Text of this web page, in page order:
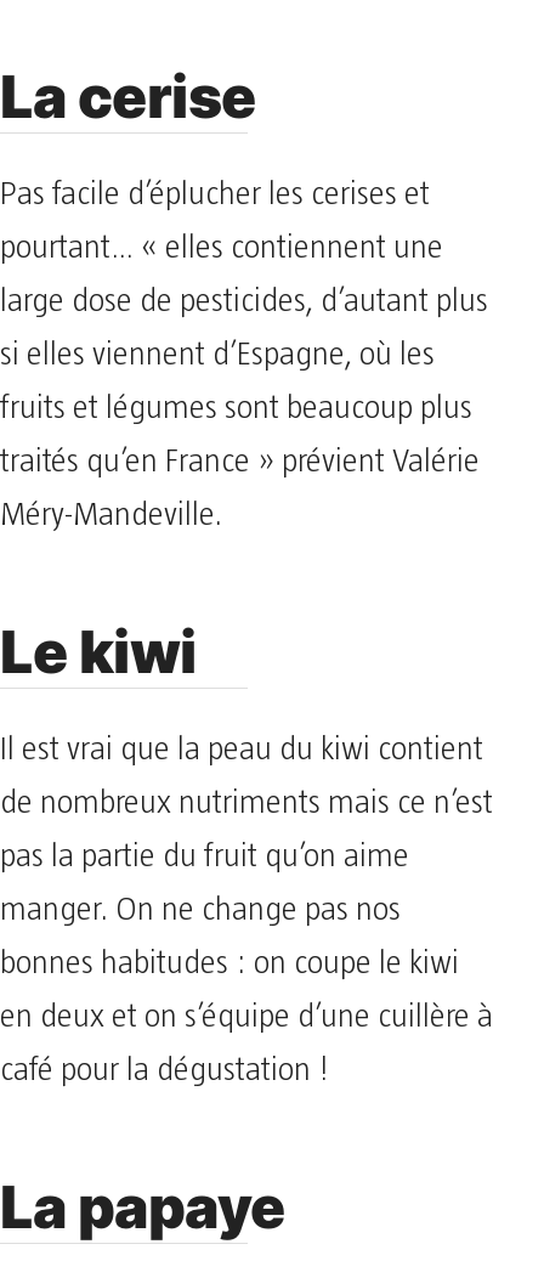
La cerise
Pas facile d’éplucher les cerises et
pourtant… « elles contiennent une
large dose de pesticides, d’autant plus
si elles viennent d’Espagne, où les
fruits et légumes sont beaucoup plus
traités qu’en France » prévient Valérie
Méry-Mandeville.
Le kiwi
Il est vrai que la peau du kiwi contient
de nombreux nutriments mais ce n’est
pas la partie du fruit qu’on aime
manger. On ne change pas nos
bonnes habitudes : on coupe le kiwi
en deux et on s’équipe d’une cuillère à
café pour la dégustation !
La papaye